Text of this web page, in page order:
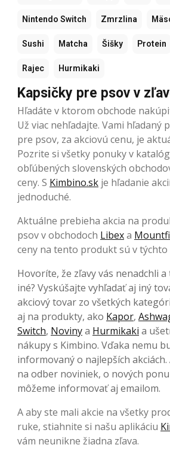
Nintendo Switch Zmrzlina
Sushi Matcha Šišky Protein
Rajec Hurmikaki
Kapsičky pre psov v
Hľadáte v ktorom obchode
Už viac nehľadajte. Vami hľadaný
pre psov, za akciovú cenu, je
Pozrite si všetky ponuky v
obľúbených slovenských
ceny. S Kimbino.sk je hľadanie
jednoduché.
Aktuálne prebieha akcia na
psov v obchodoch Libexa
ceny na tento produkt sú v týchto
Hovoríte, že zľavy vás nenadchli
iné? Vyskúšajte vyhľadať aj iný
akciový tovar zo všetkých
aj na produkty, ako Kapor,
Switch, Novinya Hurmikaki a
nákupy s Kimbino. Vďaka nemu
informovaný o najlepších
na odber noviniek, o nových
môžeme informovať aj emailom.
A aby ste mali akcie na všetky
ruke, stiahnite si našu aplikáciu
vám neunikne žiadna zľava.